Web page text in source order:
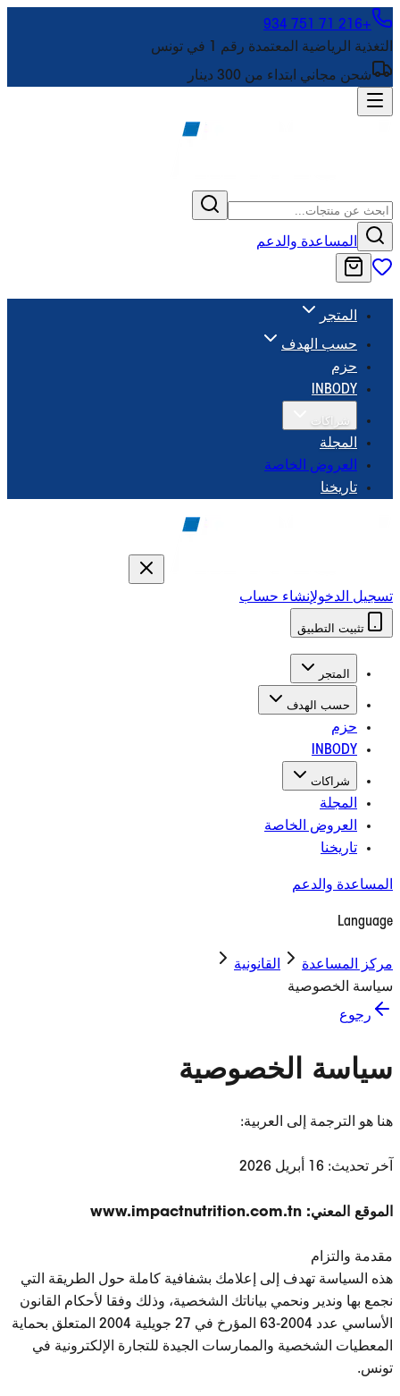
+216 71 751 934
التغذية الرياضية المعتمدة رقم 1 في تونس
شحن مجاني ابتداء من 300 دينار
المساعدة والدعم
المتجر
حسب الهدف
حزم
INBODY
شراكات
المجلة
العروض الخاصة
تاريخنا
تسجيل الدخولإنشاء حساب
تثبيت التطبيق
المتجر
حسب الهدف
حزم
INBODY
شراكات
المجلة
العروض الخاصة
تاريخنا
المساعدة والدعم
Language
مركز المساعدة
القانونية
سياسة الخصوصية
رجوع
سياسة الخصوصية
هنا هو الترجمة إلى العربية:
آخر تحديث: 16 أبريل 2026
الموقع المعني: www.impactnutrition.com.tn
مقدمة والتزام
هذه السياسة تهدف إلى إعلامك بشفافية كاملة حول الطريقة التي
نجمع بها وندير ونحمي بياناتك الشخصية، وذلك وفقا لأحكام القانون
الأساسي عدد 2004-63 المؤرخ في 27 جويلية 2004 المتعلق بحماية
المعطيات الشخصية والممارسات الجيدة للتجارة الإلكترونية في
تونس.